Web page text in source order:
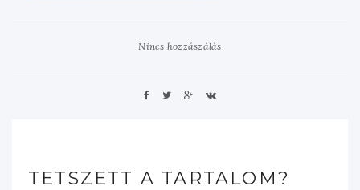
Nincs hozzászálás
TETSZETT A TARTALOM?